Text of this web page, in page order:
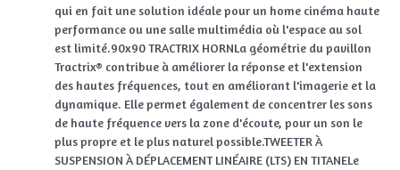
qui en fait une solution idéale pour un home cinéma haute
performance ou une salle multimédia où l'espace au sol
est limité.90x90 TRACTRIX HORNLa géométrie du pavillon
Tractrix® contribue à améliorer la réponse et l'extension
des hautes fréquences, tout en améliorant l'imagerie et la
dynamique. Elle permet également de concentrer les sons
de haute fréquence vers la zone d'écoute, pour un son le
plus propre et le plus naturel possible.TWEETER À
SUSPENSION À DÉPLACEMENT LINÉAIRE (LTS) EN TITANELe